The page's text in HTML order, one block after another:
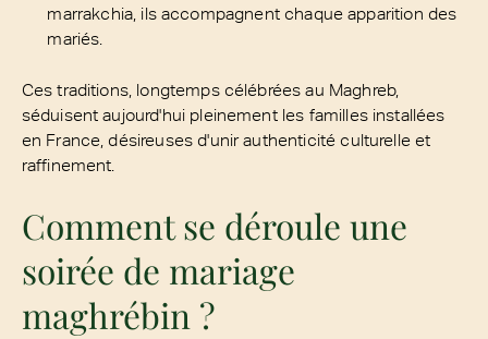
marrakchia, ils accompagnent chaque apparition des
mariés.
Ces traditions, longtemps célébrées au Maghreb,
séduisent aujourd'hui pleinement les familles installées
en France, désireuses d'unir authenticité culturelle et
raffinement.
Comment se déroule une
soirée de mariage
maghrébin ?